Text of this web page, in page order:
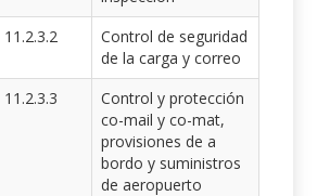
11.2.3.2
Control de seguridad
de la carga y correo
11.2.3.3
Control y protección
co-mail y co-mat,
provisiones de a
bordo y suministros
de aeropuerto